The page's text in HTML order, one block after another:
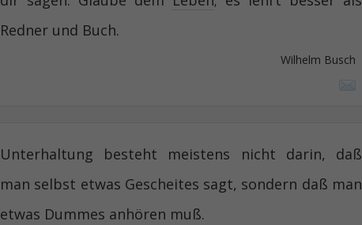
Redner und Buch.
Wilhelm Busch
Unterhaltung besteht meistens nicht darin, daß
man selbst etwas Gescheites sagt, sondern daß man
etwas Dummes anhören muß.